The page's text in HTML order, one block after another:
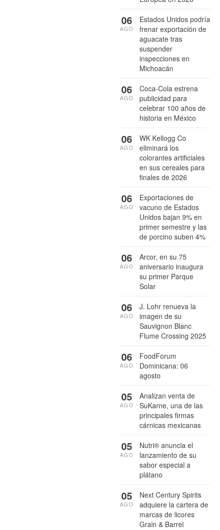
Estados Unidos podría
frenar exportación de
aguacate tras
suspender
inspecciones en
Michoacán
06
AGO
Coca-Cola estrena
publicidad para
celebrar 100 años de
historia en México
06
AGO
WK Kellogg Co
eliminará los
colorantes artificiales
en sus cereales para
finales de 2026
06
AGO
Exportaciones de
vacuno de Estados
Unidos bajan 9% en
primer semestre y las
de porcino suben 4%
06
AGO
Arcor, en su 75
aniversario inaugura
su primer Parque
Solar
06
AGO
J. Lohr renueva la
imagen de su
Sauvignon Blanc
Flume Crossing 2025
06
AGO
FoodForum
Dominicana: 06
agosto
06
AGO
Analizan venta de
SuKarne, una de las
principales firmas
cárnicas mexicanas
05
AGO
Nutri® anuncia el
lanzamiento de su
sabor especial a
plátano
05
AGO
Next Century Spirits
adquiere la cartera de
marcas de licores
Grain & Barrel
05
AGO